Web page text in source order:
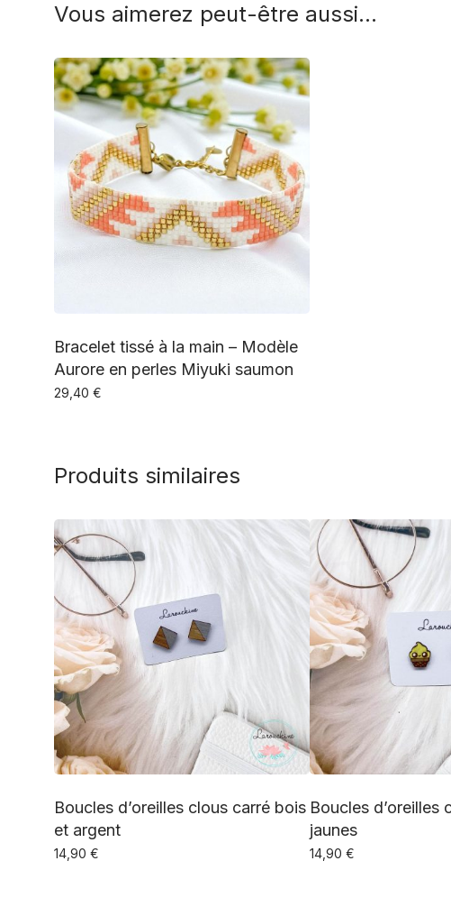
Vous aimerez peut-être aussi…
Bracelet tissé à la main – Modèle
Aurore en perles Miyuki saumon
29,40 €
Produits similaires
Boucles d’oreilles clous carré bois
et argent
14,90 €
Boucles d’oreilles
jaunes
14,90 €